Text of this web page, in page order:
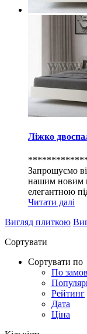
Ліжко
Запрошуємо
нашим новим
елегантною
Читати далі
Вигляд плиткою
Сортувати
Сортувати по
По
Рейтинг
Дата
Ціна